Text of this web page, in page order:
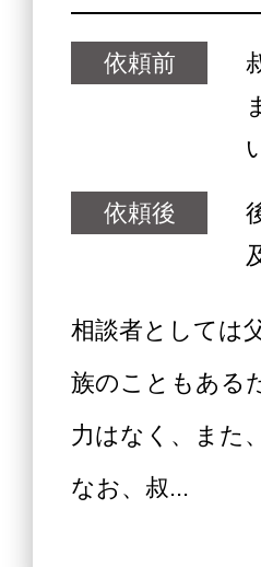
依頼前
依頼後
相談者としては
族のこともある
力はなく、また
なお、叔...